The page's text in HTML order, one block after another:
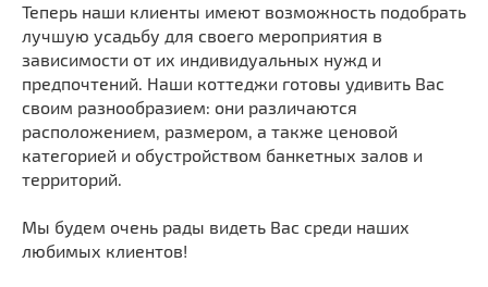
Теперь наши клиенты имеют возможность подобрать
лучшую усадьбу для своего мероприятия в
зависимости от их индивидуальных нужд и
предпочтений. Наши коттеджи готовы удивить Вас
своим разнообразием: они различаются
расположением, размером, а также ценовой
категорией и обустройством банкетных залов и
территорий.
Мы будем очень рады видеть Вас среди наших
любимых клиентов!